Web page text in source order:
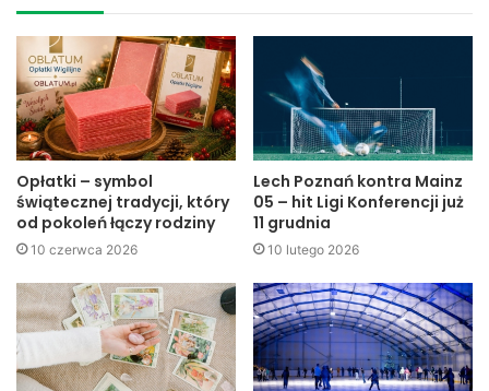
Właśnie w tym okresie Policja podejmuje wzmożone
Opłatki – symbol
świątecznej tradycji, który
od pokoleń łączy rodziny
10 czerwca 2026
Lech Poznań kontra Mainz
05 – hit Ligi Konferencji już
11 grudnia
10 lutego 2026